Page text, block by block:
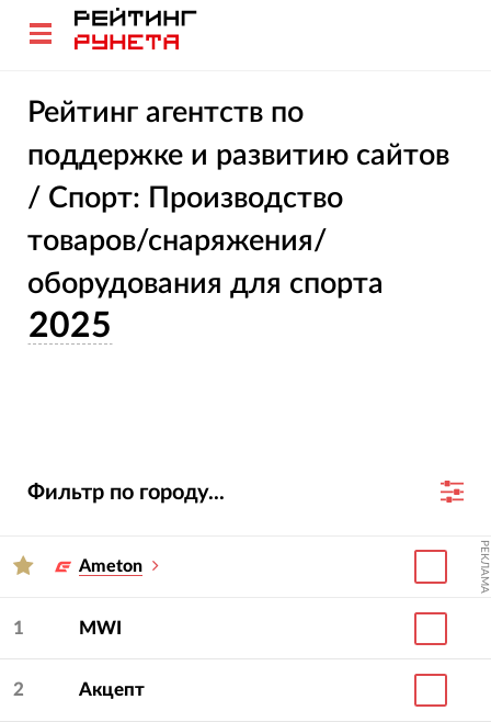
Рейтинг агентств по
поддержке и развитию сайтов
/ Спорт: Производство
товаров/снаряжения/
оборудования для спорта
2025
Фильтр по городу...
Ameton РЕКЛАМА
1 MWI
2 Акцепт